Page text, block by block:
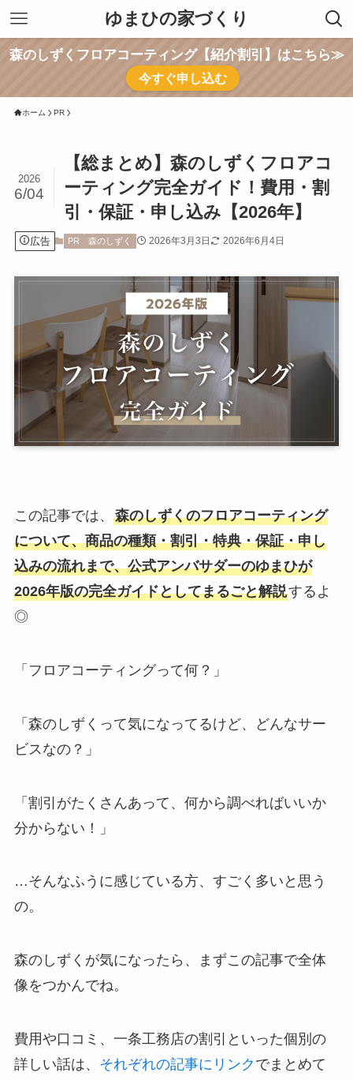
ゆまひの家づくり
森のしずくフロアコーティング【紹介割引】はこちら≫
今すぐ申し込む
ホーム PR
【総まとめ】森のしずくフロアコ
ーティング完全ガイド！費用・割
引・保証・申し込み【2026年】
2026
6/04
広告 PR 森のしずく 2026年3月3日 2026年6月4日
この記事では、 森のしずくのフロアコーティング
について、商品の種類・割引・特典・保証・申し
込みの流れまで、公式アンバサダーのゆまひが
2026年版の完全ガイドとしてまるごと解説するよ
◎
「フロアコーティングって何？」
「森のしずくって気になってるけど、どんなサー
ビスなの？」
「割引がたくさんあって、何から調べればいいか
分からない！」
…そんなふうに感じている方、すごく多いと思う
の。
森のしずくが気になったら、まずこの記事で全体
像をつかんでね。
費用や口コミ、一条工務店の割引といった個別の
詳しい話は、 それぞれの記事にリンク でまとめて